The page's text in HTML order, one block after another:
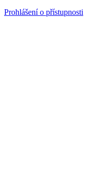
Prohlášení o přístupnosti